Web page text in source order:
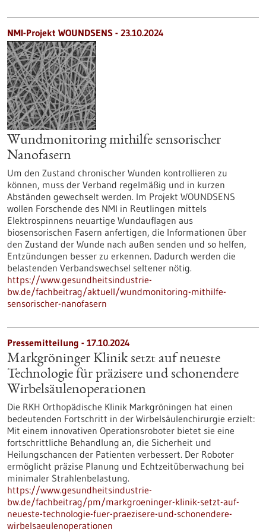
NMI-Projekt WOUNDSENS - 23.10.2024
Wundmonitoring mithilfe sensorischer
Nanofasern
Um den Zustand chronischer Wunden kontrollieren zu
können, muss der Verband regelmäßig und in kurzen
Abständen gewechselt werden. Im Projekt WOUNDSENS
wollen Forschende des NMI in Reutlingen mittels
Elektrospinnens neuartige Wundauflagen aus
biosensorischen Fasern anfertigen, die Informationen über
den Zustand der Wunde nach außen senden und so helfen,
Entzündungen besser zu erkennen. Dadurch werden die
belastenden Verbandswechsel seltener nötig.
https://www.gesundheitsindustrie-
bw.de/fachbeitrag/aktuell/wundmonitoring-mithilfe-
sensorischer-nanofasern
Pressemitteilung - 17.10.2024
Markgröninger Klinik setzt auf neueste
Technologie für präzisere und schonendere
Wirbelsäulenoperationen
Die RKH Orthopädische Klinik Markgröningen hat einen
bedeutenden Fortschritt in der Wirbelsäulenchirurgie erzielt:
Mit einem innovativen Operationsroboter bietet sie eine
fortschrittliche Behandlung an, die Sicherheit und
Heilungschancen der Patienten verbessert. Der Roboter
ermöglicht präzise Planung und Echtzeitüberwachung bei
minimaler Strahlenbelastung.
https://www.gesundheitsindustrie-
bw.de/fachbeitrag/pm/markgroeninger-klinik-setzt-auf-
neueste-technologie-fuer-praezisere-und-schonendere-
wirbelsaeulenoperationen